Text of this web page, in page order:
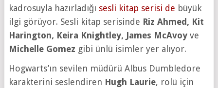
kadrosuyla hazırladığı sesli kitap serisi de büyük
ilgi görüyor. Sesli kitap serisinde Riz Ahmed, Kit
Harington, Keira Knightley, James McAvoy ve
Michelle Gomez gibi ünlü isimler yer alıyor.
Hogwarts’ın sevilen müdürü Albus Dumbledore
karakterini seslendiren Hugh Laurie, rolü için